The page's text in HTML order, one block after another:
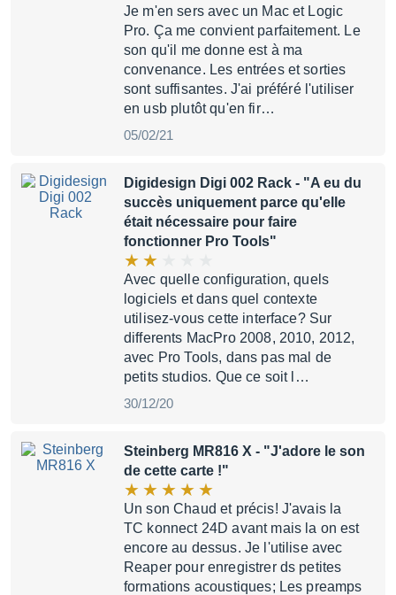
Je m'en sers avec un Mac et Logic
Pro. Ça me convient parfaitement. Le
son qu'il me donne est à ma
convenance. Les entrées et sorties
sont suffisantes. J'ai préféré l'utiliser
en usb plutôt qu'en fir…
05/02/21
Digidesign Digi 002 Rack - "A eu du
succès uniquement parce qu'elle
était nécessaire pour faire
fonctionner Pro Tools"
Avec quelle configuration, quels
logiciels et dans quel contexte
utilisez-vous cette interface? Sur
differents MacPro 2008, 2010, 2012,
avec Pro Tools, dans pas mal de
petits studios. Que ce soit l…
30/12/20
Steinberg MR816 X - "J'adore le son
de cette carte !"
Un son Chaud et précis! J'avais la
TC konnect 24D avant mais la on est
encore au dessus. Je l'utilise avec
Reaper pour enregistrer ds petites
formations acoustiques; Les preamps